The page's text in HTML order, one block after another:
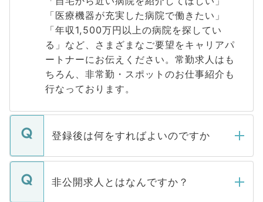
「医療機器が充実した病院で働きたい」
「年収1,500万円以上の病院を探してい
る」など、さまざまなご要望をキャリアパ
ートナーにお伝えください。常勤求人はも
ちろん、非常勤・スポットのお仕事紹介も
行なっております。
登録後は何をすればよいのですか
ご登録いただきましたら、弊社担当者がご
登録内容を確認し、その後メールもしくは
非公開求人とはなんですか？